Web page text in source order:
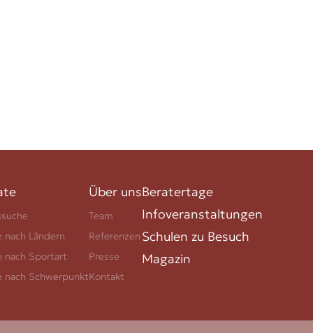
nach Ländern
nach Sportart
nach Schwerpunkt
Über uns
Team
Referenzen
Presse
Kontakt
Beratertage
Infoveranstaltungen
Schulen zu Besuch
Magazin